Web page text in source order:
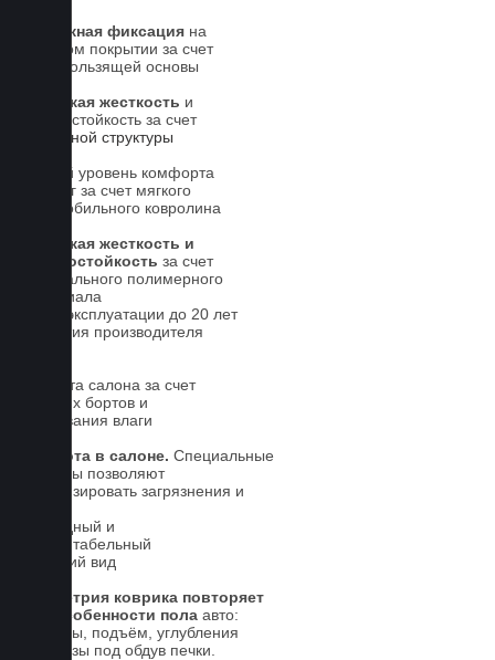
Надежная фиксация на
штатном покрытии за счет
антискользящей основы
Высокая жесткость и
износостойкость за счет
5-слойной структуры
Новый уровень комфорта
для ног за счет мягкого
автомобильного ковролина
Высокая жесткость и
износостойкость за счет
специального полимерного
материала
Срок эксплуатации до 20 лет
Гарантия производителя
Чистота салона за счет
высоких бортов и
впитывания влаги
Чистота в салоне. Специальные
выступы позволяют
локализировать загрязнения и
Солидный и
презентабельный
внешний вид
Геометрия коврика повторяет
все особенности пола авто:
выступы, подъём, углубления
и вырезы под обдув печки.